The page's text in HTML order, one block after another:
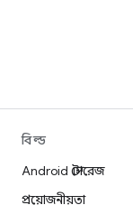
বিল্ড
Android স্টোরেজ
প্রয়োজনীয়তা